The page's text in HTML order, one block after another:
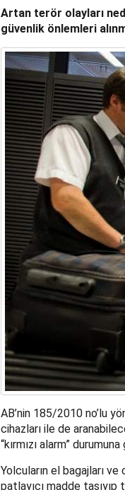
YILIN
ZARAR
Artan terör olayları
güvenlik önlemleri
AB’nin 185/2010 no’lu
cihazları ile de
“kırmızı alarm”
Yolcuların el bagajları
patlayıcı madde taşıyıp